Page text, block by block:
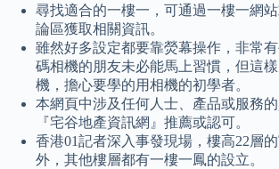
尋找適合的一樓一，可通過一樓一網
論區獲取相關資訊。
雖然好多設定都要靠熒幕操作，非常
碼相機的朋友未必能馬上習慣，但這
機，擔心要學的用相機的初學者。
本網頁中涉及任何人士、產品或服務
『宅谷地產資訊網』推薦或認可。
香港01記者深入事發現場，樓高22層
外，其他樓層都有一樓一鳳的設立。